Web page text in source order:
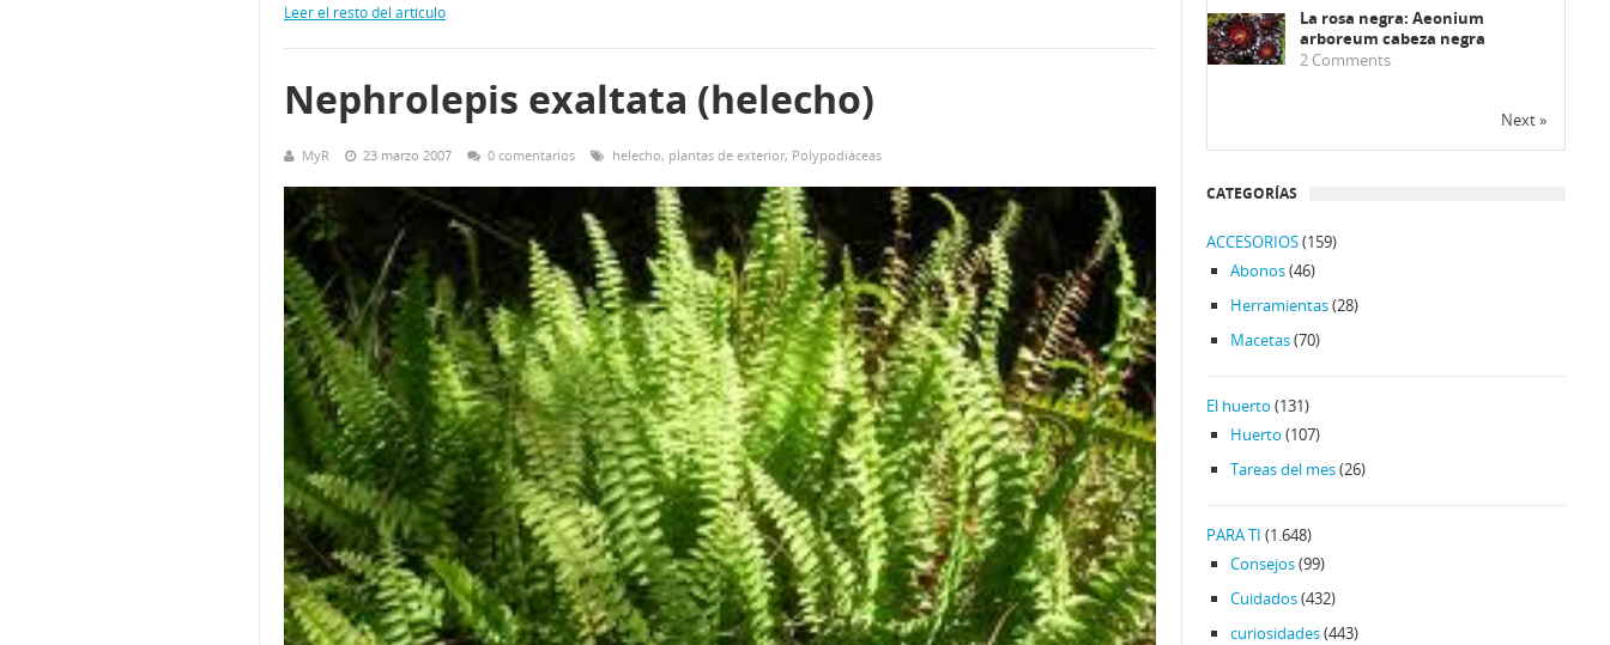
Leer el resto del artículo
Nephrolepis exaltata (helecho)
MyR 23 marzo 2007 0 comentarios helecho, plantas de exterior, Polypodiáceas
La rosa negra: Aeonium
arboreum cabeza negra
2 Comments
Next »
CATEGORÍAS
ACCESORIOS(159)
Abonos(46)
Herramientas(28)
Macetas(70)
El huerto (131)
Huerto (107)
Tareas del mes(26)
PARA TI (1.648)
Consejos(99)
Cuidados(432)
curiosidades(443)